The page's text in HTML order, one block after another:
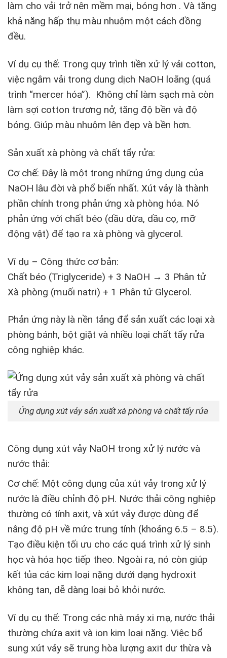
làm cho vải trở nên mềm mại, bóng hơn . Và tăng
khả năng hấp thụ màu nhuộm một cách đồng
đều.
Ví dụ cụ thể: Trong quy trình tiền xử lý vải cotton,
việc ngâm vải trong dung dịch NaOH loãng (quá
trình “mercer hóa”). Không chỉ làm sạch mà còn
làm sợi cotton trương nở, tăng độ bền và độ
bóng. Giúp màu nhuộm lên đẹp và bền hơn.
Sản xuất xà phòng và chất tẩy rửa:
Cơ chế: Đây là một trong những ứng dụng của
NaOH lâu đời và phổ biến nhất. Xút vảy là thành
phần chính trong phản ứng xà phòng hóa. Nó
phản ứng với chất béo (dầu dừa, dầu cọ, mỡ
động vật) để tạo ra xà phòng và glycerol.
Ví dụ – Công thức cơ bản:
Chất béo (Triglyceride) + 3 NaOH → 3 Phân tử
Xà phòng (muối natri) + 1 Phân tử Glycerol.
Phản ứng này là nền tảng để sản xuất các loại xà
phòng bánh, bột giặt và nhiều loại chất tẩy rửa
công nghiệp khác.
Ứng dụng xút vảy sản xuất xà phòng và chất tẩy rửa
Công dụng xút vảy NaOH trong xử lý nước và
nước thải:
Cơ chế: Một công dụng của xút vảy trong xử lý
nước là điều chỉnh độ pH. Nước thải công nghiệp
thường có tính axit, và xút vảy được dùng để
nâng độ pH về mức trung tính (khoảng 6.5 – 8.5).
Tạo điều kiện tối ưu cho các quá trình xử lý sinh
học và hóa học tiếp theo. Ngoài ra, nó còn giúp
kết tủa các kim loại nặng dưới dạng hydroxit
không tan, dễ dàng loại bỏ khỏi nước.
Ví dụ cụ thể: Trong các nhà máy xi mạ, nước thải
thường chứa axit và ion kim loại nặng. Việc bổ
sung xút vảy sẽ trung hòa lượng axit dư thừa và